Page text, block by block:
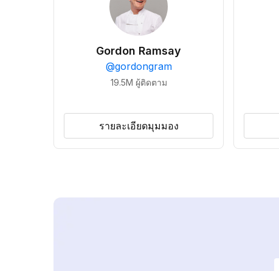
Gordon Ramsay
@gordongram
19.5M ผู้ติดตาม
รายละเอียดมุมมอง